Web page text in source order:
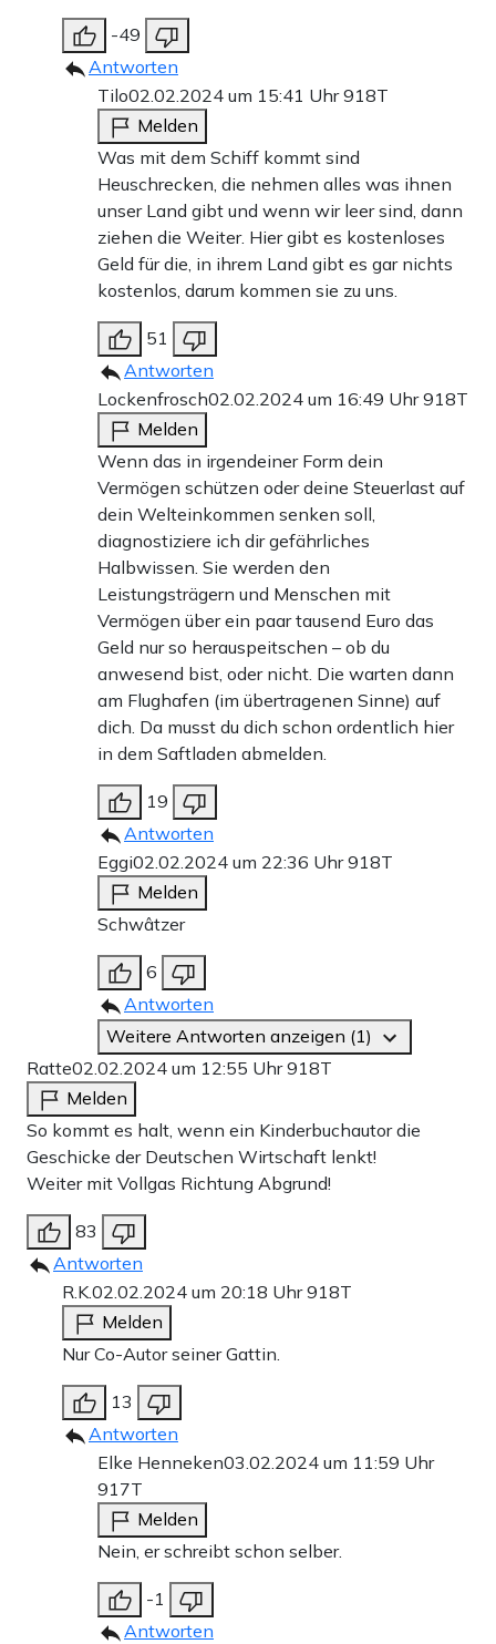
-49
Antworten
Tilo02.02.2024 um 15:41 Uhr918T
Melden
Was mit dem Schiff kommt sind
Heuschrecken, die nehmen alles was ihnen
unser Land gibt und wenn wir leer sind, dann
ziehen die Weiter. Hier gibt es kostenloses
Geld für die, in ihrem Land gibt es gar nichts
kostenlos, darum kommen sie zu uns.
51
Antworten
Lockenfrosch02.02.2024 um 16:49 Uhr918T
Melden
Wenn das in irgendeiner Form dein
Vermögen schützen oder deine Steuerlast auf
dein Welteinkommen senken soll,
diagnostiziere ich dir gefährliches
Halbwissen. Sie werden den
Leistungsträgern und Menschen mit
Vermögen über ein paar tausend Euro das
Geld nur so herauspeitschen – ob du
anwesend bist, oder nicht. Die warten dann
am Flughafen (im übertragenen Sinne) auf
dich. Da musst du dich schon ordentlich hier
in dem Saftladen abmelden.
19
Antworten
Eggi02.02.2024 um 22:36 Uhr918T
Melden
Schwâtzer
6
Antworten
Weitere Antworten anzeigen (1)
Ratte02.02.2024 um 12:55 Uhr918T
Melden
So kommt es halt, wenn ein Kinderbuchautor die
Geschicke der Deutschen Wirtschaft lenkt!
Weiter mit Vollgas Richtung Abgrund!
83
Antworten
R.K.02.02.2024 um 20:18 Uhr918T
Melden
Nur Co-Autor seiner Gattin.
13
Antworten
Elke Henneken03.02.2024 um 11:59 Uhr
917T
Melden
Nein, er schreibt schon selber.
-1
Antworten